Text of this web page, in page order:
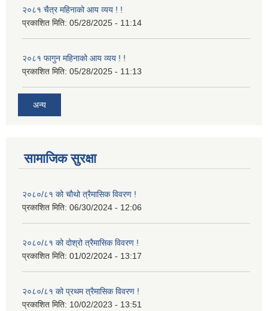
२०८१ चैत्र महिनाको आय व्यय ! !
प्रकाशित मिति: 05/28/2025 - 11:14
२०८१ फागुन महिनाको आय व्यय ! !
प्रकाशित मिति: 05/28/2025 - 11:13
अन्य
सामाजिक सुरक्षा
२०८०/८१ को चौथो त्रैमासिक विवरण !
प्रकाशित मिति: 06/30/2024 - 12:06
२०८०/८१ को दोश्रो त्रैमासिक विवरण !
प्रकाशित मिति: 01/02/2024 - 13:17
२०८०/८१ को प्रथम त्रैमासिक विवरण !
प्रकाशित मिति: 10/02/2023 - 13:51